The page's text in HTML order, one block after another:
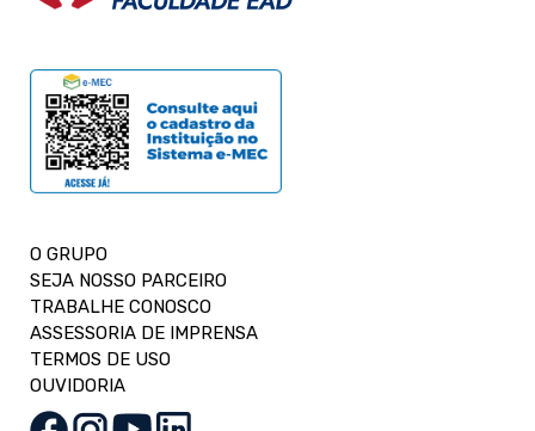
O GRUPO
SEJA NOSSO PARCEIRO
TRABALHE CONOSCO
ASSESSORIA DE IMPRENSA
TERMOS DE USO
OUVIDORIA